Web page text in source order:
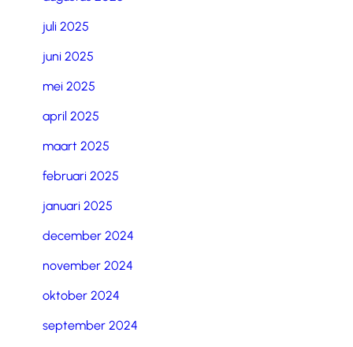
juli 2025
juni 2025
mei 2025
april 2025
maart 2025
februari 2025
januari 2025
december 2024
november 2024
oktober 2024
september 2024